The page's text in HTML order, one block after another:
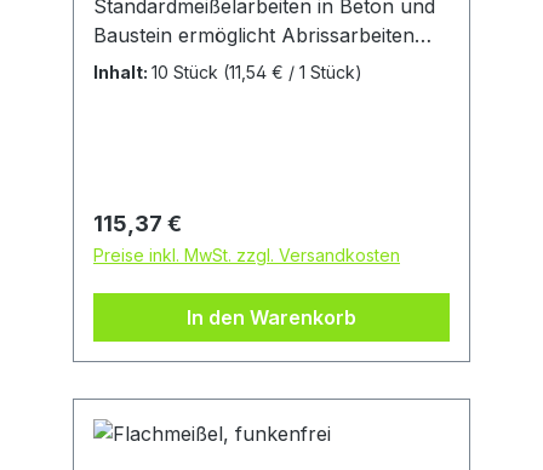
Standardmeißelarbeiten in Beton und
Baustein ermöglicht Abrissarbeiten
verschiedener Art. Die flache
Anpassungsarbeiten sowie zum
Wiederherstellen von Fugen und dem
Freilegen von Armierungen bestimmt.
Inhalt: 10 Stück (11,54 € / 1 Stück)
Regulärer Preis:
115,37 €
Preise inkl. MwSt. zzgl. Versandkosten
In den Warenkorb